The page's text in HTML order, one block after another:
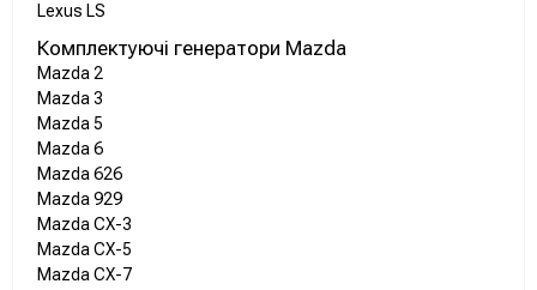
Lexus LS
Комплектуючі генератори Mazda
Mazda 2
Mazda 3
Mazda 5
Mazda 6
Mazda 626
Mazda 929
Mazda CX-3
Mazda CX-5
Mazda CX-7